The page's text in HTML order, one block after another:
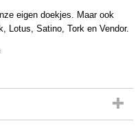
eigen doekjes. Maar ook
Lotus, Satino, Tork en Vendor.